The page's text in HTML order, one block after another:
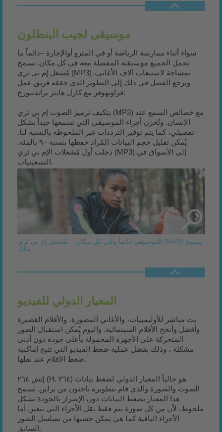
موسيقى لجيب البنطلون
سواء أثناء ممارسة الرياضة أو في المترو أوالإجازة –دائماً ما
يحمل الجميع موسيقته المفضلة معه في كل مكان. يسمح
مُشغل إم بي ثري (MP3) بمساحة لاستيعاب آلاف الأغاني،
ويرجع الفضل في ذلك إلى التطوير الذي حققه فريق عمل
فراونهوفر مع كارل هاينز براندنبورج:
يتكيف ترميز الصوت إم بي ثري (MP3) مع خصائص السمع عند
الإنسان. وتُخزن أجزاء الموسيقى التي نسمعها جيداً بشكل
تفصيلي، كما يتم توفير الترددات غير الملحوظة بالنسبة لنا.
يُمكن تقليل حجم البيانات المُراد حفظها بنسبة ٩٠ بالمئة.
دخلت أول مُشغلات الإم بي ثري (MP3) إلى الأسواق في
التسعينيات.
الموسيقى دائماً وفي كل مكان – مُشغل إم بي ثري (MP3) يسمح
بذلك
المعيار الدولي للفيديو
بث مباشر للأوليمبيات، والأغاني المصورة، والأفلام القصيرة
وأفضل وأنجح الأفلام السينمائية. واليوم يُمكن استقبال الصور
المتحركة على الأجهزة المحمولة بأعلى جودة دون أدنى
مشكلة ، وذلك بفضل عملية ضغط الفيديو التي تتيح إماكنية
ضغط الأفلام عند نقلها.
إتش ٢٦٤ (H. ٢٦٤) هو حالياً المعيار الدولي لضغط بيانات
الصوت والصورة والذي قام بتطويره باحثون من برلين. يَسمح
هذا المعيار بضغط البيانات دون الإضرار بالجودة بشكل
ملحوظ، لأن من كل صورة يتم فقط نقل الأجزاء التي تتغير. أما
الأجزاء الباقية كما هي يمكن حسبها من تسلسل الصور
السابق.